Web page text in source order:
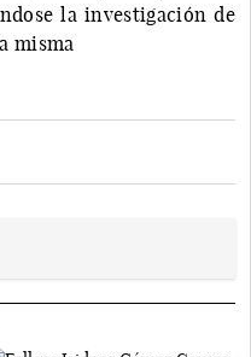
la investigación de
misma